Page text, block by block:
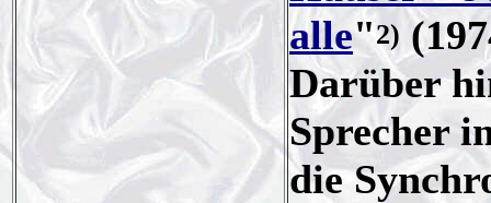
alle"2)
Darüber
Sprecher
die